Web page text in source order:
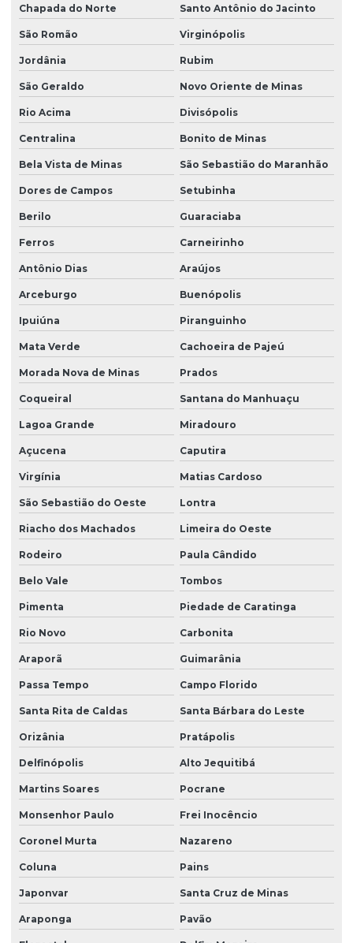
Chapada do Norte Santo Antônio do Jacinto
São Romão Virginópolis
Jordânia Rubim
São Geraldo Novo Oriente de Minas
Rio Acima Divisópolis
Centralina Bonito de Minas
Bela Vista de Minas São Sebastião do Maranhão
Dores de Campos Setubinha
Berilo Guaraciaba
Ferros Carneirinho
Antônio Dias Araújos
Arceburgo Buenópolis
Ipuiúna Piranguinho
Mata Verde Cachoeira de Pajeú
Morada Nova de Minas Prados
Coqueiral Santana do Manhuaçu
Lagoa Grande Miradouro
Açucena Caputira
Virgínia Matias Cardoso
São Sebastião do Oeste Lontra
Riacho dos Machados Limeira do Oeste
Rodeiro Paula Cândido
Belo Vale Tombos
Pimenta Piedade de Caratinga
Rio Novo Carbonita
Araporã Guimarânia
Passa Tempo Campo Florido
Santa Rita de Caldas Santa Bárbara do Leste
Orizânia Pratápolis
Delfinópolis Alto Jequitibá
Martins Soares Pocrane
Monsenhor Paulo Frei Inocêncio
Coronel Murta Nazareno
Coluna Pains
Japonvar Santa Cruz de Minas
Araponga Pavão